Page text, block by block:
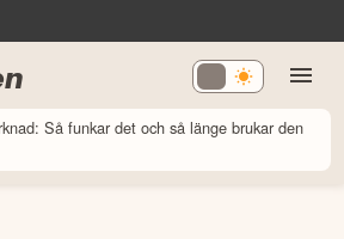
Så funkar det och så länge brukar den